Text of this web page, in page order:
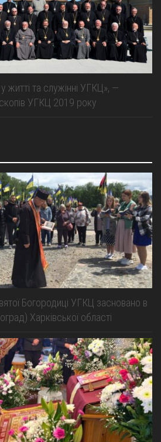
житті та служінні УГКЦ», —
УГКЦ 2019 року
Богородиці УГКЦ засновано в
Харківської області